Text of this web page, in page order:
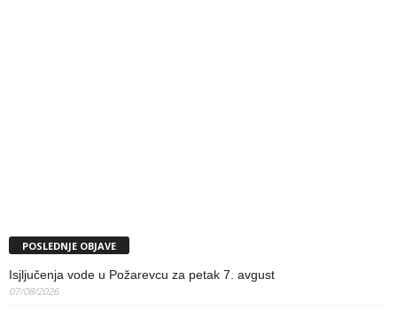
POSLEDNJE OBJAVE
Isjljučenja vode u Požarevcu za petak 7. avgust
07/08/2026